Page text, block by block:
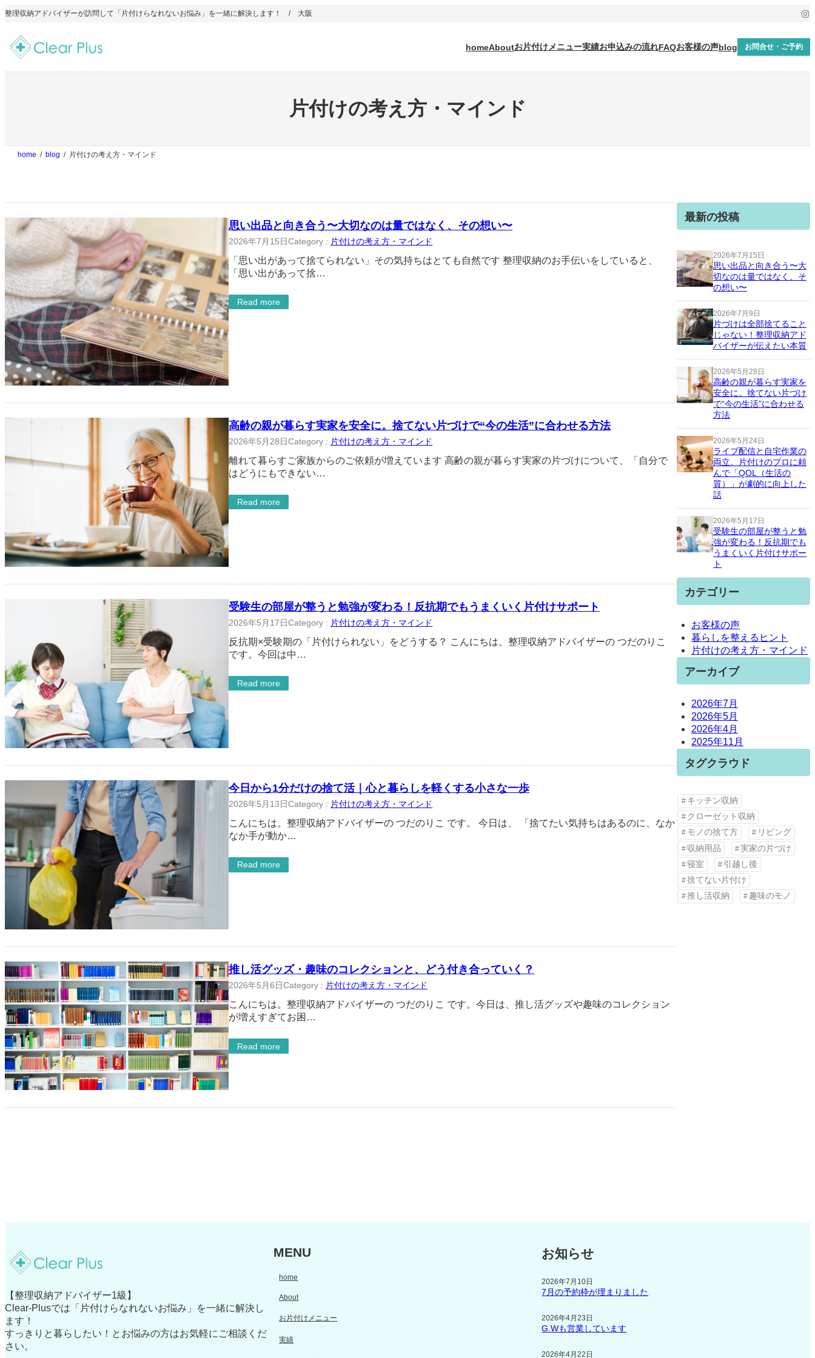
内
ス
ッ
整理収納アドバイザーが訪問して「片付けらなれないお悩み」を一緒に解決します！ / 大阪
homeAboutお片付けメニュー実績お申込みの流れFAQお客様の声blog お問合せ・ご予約
片付けの考え方・マインド
home blog 片付けの考え方・マインド
思い出品と向き合う〜大切なのは量ではなく、その想い〜
2026年7月15日Category : 片付けの考え方・マインド
「思い出があって捨てられない」その気持ちはとても自然です 整理収納のお手伝いをしていると、
「思い出があって捨…
Read more
高齢の親が暮らす実家を安全に。捨てない片づけで“今の生活”に合わせる方法
2026年5月28日Category : 片付けの考え方・マインド
離れて暮らすご家族からのご依頼が増えています 高齢の親が暮らす実家の片づけについて、「自分で
はどうにもできない…
Read more
受験生の部屋が整うと勉強が変わる！反抗期でもうまくいく片付けサポート
2026年5月17日Category : 片付けの考え方・マインド
反抗期×受験期の「片付けられない」をどうする？ こんにちは。整理収納アドバイザーの つだのりこ
です。今回は中…
Read more
今日から1分だけの捨て活｜心と暮らしを軽くする小さな一歩
2026年5月13日Category : 片付けの考え方・マインド
こんにちは。整理収納アドバイザーの つだのりこ です。 今日は、 「捨てたい気持ちはあるのに、なか
なか手が動か…
Read more
推し活グッズ・趣味のコレクションと、どう付き合っていく？
2026年5月6日Category : 片付けの考え方・マインド
こんにちは。整理収納アドバイザーの つだのりこ です。今日は、推し活グッズや趣味のコレクション
が増えすぎてお困…
Read more
最新の投稿
2026年7月15日
思い出品と向き合う〜大
切なのは量ではなく、そ
の想い〜
2026年7月9日
片づけは全部捨てること
じゃない！整理収納アド
バイザーが伝えたい本質
2026年5月28日
高齢の親が暮らす実家を
安全に。捨てない片づけ
で“今の生活”に合わせる
方法
2026年5月24日
ライブ配信と自宅作業の
両立。片付けのプロに頼
んで「QOL（生活の
質）」が劇的に向上した
話
2026年5月17日
受験生の部屋が整うと勉
強が変わる！反抗期でも
うまくいく片付けサポー
ト
カテゴリー
お客様の声
暮らしを整えるヒント
片付けの考え方・マインド
アーカイブ
2026年7月
2026年5月
2026年4月
2025年11月
タグクラウド
キッチン収納
クローゼット収納
モノの捨て方
リビング
収納用品
実家の片づけ
寝室
引越し後
捨てない片付け
推し活収納
趣味のモノ
【整理収納アドバイザー1級】
Clear-Plusでは「片付けらなれないお悩み」を一緒に解決し
ます！
すっきりと暮らしたい！とお悩みの方はお気軽にご相談くだ
さい。
MENU
home
About
お片付けメニュー
実績
お知らせ
2026年7月10日
7月の予約枠が埋まりました
2026年4月23日
G.Wも営業しています
2026年4月22日